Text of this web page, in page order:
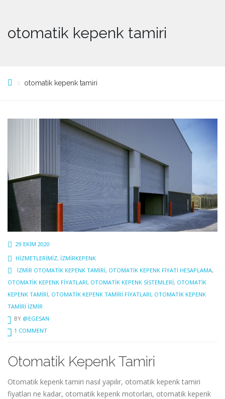
otomatik kepenk tamiri
otomatik kepenk tamiri
29 EKIM 2020
HIZMETLERIMIZ, IZMIRKEPENK
IZMIR OTOMATIK KEPENK TAMIRI, OTOMATIK KEPENK FIYATI HESAPLAMA,
OTOMATIK KEPENK FIYATLARI, OTOMATIK KEPENK SISTEMLERI, OTOMATIK
KEPENK TAMIRI, OTOMATIK KEPENK TAMIRI FIYATLARI, OTOMATIK KEPENK
TAMIRI IZMIR
BY @EGESAN
1 COMMENT
Otomatik Kepenk Tamiri
Otomatik kepenk tamiri nasıl yapılır, otomatik kepenk tamiri
fiyatları ne kadar, otomatik kepenk motorları, otomatik kepenk